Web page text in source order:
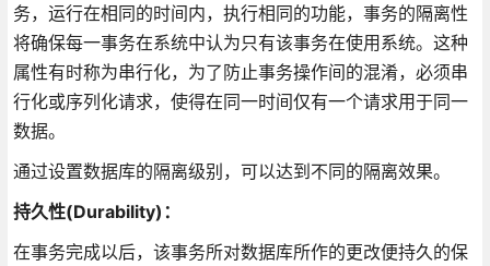
务，运行在相同的时间内，执行相同的功能，事务的隔离性
将确保每一事务在系统中认为只有该事务在使用系统。这种
属性有时称为串行化，为了防止事务操作间的混淆，必须串
行化或序列化请求，使得在同一时间仅有一个请求用于同一
数据。
通过设置数据库的隔离级别，可以达到不同的隔离效果。
持久性(Durability)：
在事务完成以后，该事务所对数据库所作的更改便持久的保